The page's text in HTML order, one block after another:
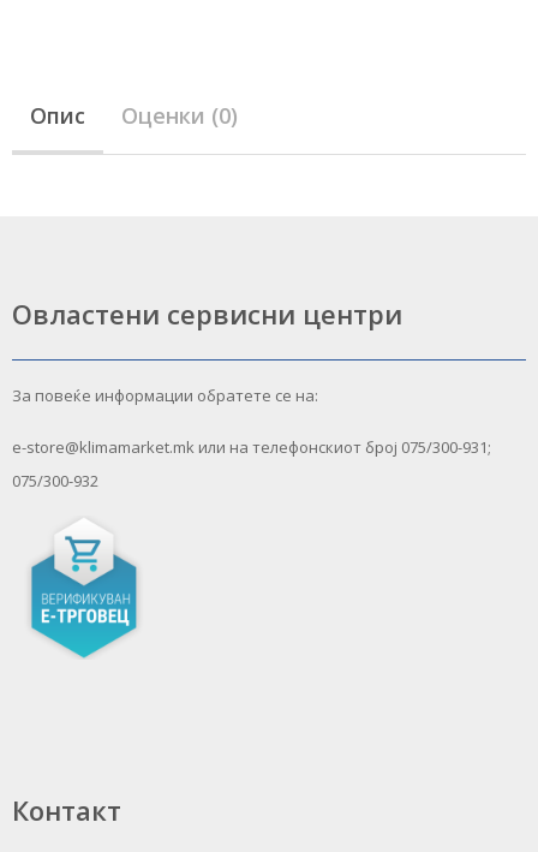
Опис Оценки (0)
Овластени сервисни центри
За повеќе информации обратете се на:
e-store@klimamarket.mk или на телефонскиот број 075/300-931;
075/300-932
Контакт